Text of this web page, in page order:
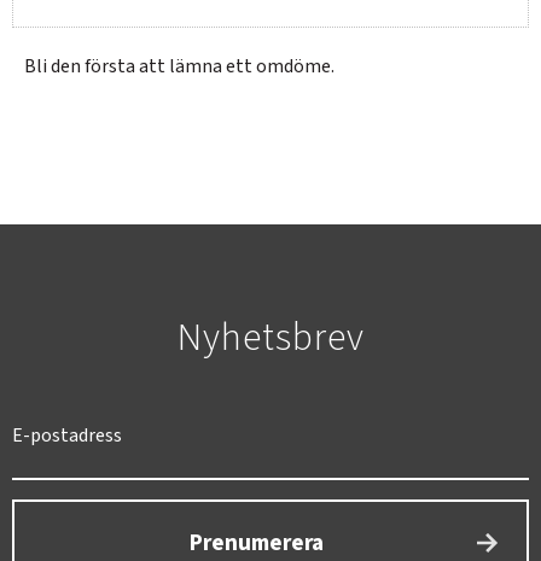
Bli den första att lämna ett omdöme.
Nyhetsbrev
Prenumerera